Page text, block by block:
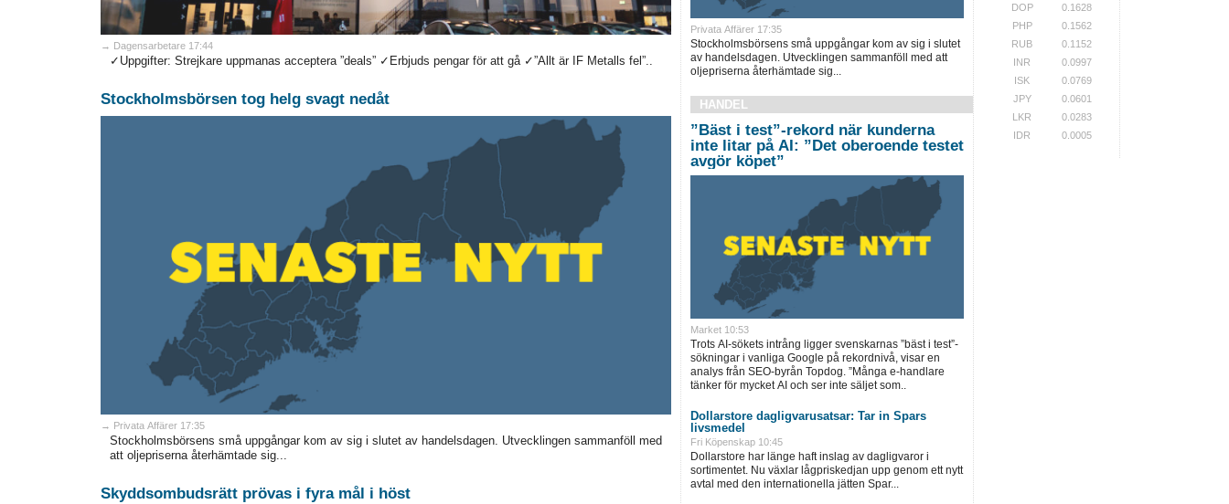
→ Dagensarbetare 17:44
✓Uppgifter: Strejkare uppmanas acceptera ”deals” ✓Erbjuds pengar för att gå ✓”Allt är IF Metalls fel”..
Stockholmsbörsen tog helg svagt nedåt
→ Privata Affärer 17:35
Stockholmsbörsens små uppgångar kom av sig i slutet av handelsdagen. Utvecklingen sammanföll med
att oljepriserna återhämtade sig...
Skyddsombudsrätt prövas i fyra mål i höst
Privata Affärer 17:35
Stockholmsbörsens små uppgångar kom av sig i slutet
av handelsdagen. Utvecklingen sammanföll med att
oljepriserna återhämtade sig...
HANDEL
”Bäst i test”-rekord när kunderna
inte litar på AI: ”Det oberoende testet
avgör köpet”
Market 10:53
Trots AI-sökets intrång ligger svenskarnas ”bäst i test”-
sökningar i vanliga Google på rekordnivå, visar en
analys från SEO-byrån Topdog. ”Många e-handlare
tänker för mycket AI och ser inte säljet som..
Dollarstore dagligvarusatsar: Tar in Spars
livsmedel
Fri Köpenskap 10:45
Dollarstore har länge haft inslag av dagligvaror i
sortimentet. Nu växlar lågpriskedjan upp genom ett nytt
avtal med den internationella jätten Spar...
DOP
0.1628
PHP
0.1562
RUB
0.1152
INR
0.0997
ISK
0.0769
JPY
0.0601
LKR
0.0283
IDR
0.0005